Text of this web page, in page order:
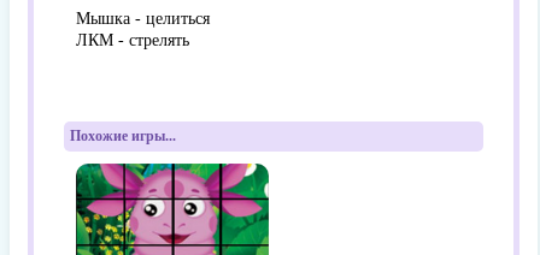
Мышка - целиться
ЛКМ - стрелять
Похожие игры...